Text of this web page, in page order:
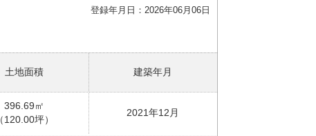
登録年月日：2026年06月06日
土地面積 建築年月
396.69㎡
（120.00坪）
2021年12月